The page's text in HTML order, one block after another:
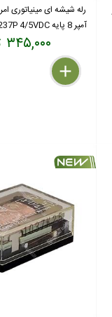
آمپر 8 پایه OMRON G5A-237P 4/5VDC
۳۴۵,۰۰۰ تومان
delete
remove
add